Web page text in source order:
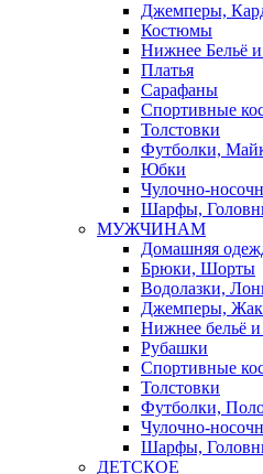
Джемперы,
Костюмы
Нижнее Бельё
Платья
Сарафаны
Спортивные
Толстовки
Футболки,
Юбки
Чулочно-
Шарфы,
МУЖЧИНАМ
Домашняя
Брюки, Шорты
Водолазки,
Джемперы,
Нижнее бельё и
Рубашки
Спортивные
Толстовки
Футболки,
Чулочно-
Шарфы,
ДЕТСКОЕ